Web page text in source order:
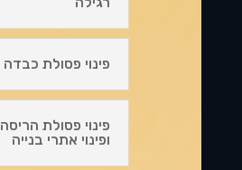
פינוי פסולת כבדה
פינוי פסולת הריסה
ופינוי אתרי בנייה